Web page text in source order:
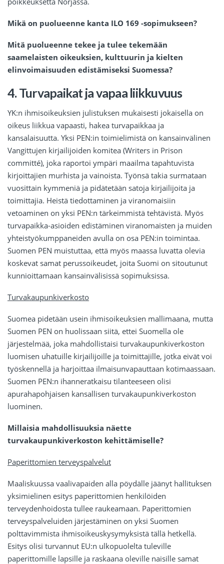
Mikä on puolueenne kanta ILO 169 -sopimukseen?
Mitä puolueenne tekee ja tulee tekemään
saamelaisten oikeuksien, kulttuurin ja kielten
elinvoimaisuuden edistämiseksi Suomessa?
4. Turvapaikat ja vapaa liikkuvuus
YK:n ihmisoikeuksien julistuksen mukaisesti jokaisella on
oikeus liikkua vapaasti, hakea turvapaikkaa ja
kansalaisuutta. Yksi PEN:in toimielimistä on kansainvälinen
Vangittujen kirjailijoiden komitea (Writers in Prison
committé), joka raportoi ympäri maailma tapahtuvista
kirjoittajien murhista ja vainoista. Työnsä takia surmataan
vuosittain kymmeniä ja pidätetään satoja kirjailijoita ja
toimittajia. Heistä tiedottaminen ja viranomaisiin
vetoaminen on yksi PEN:n tärkeimmistä tehtävistä. Myös
turvapaikka-asioiden edistäminen viranomaisten ja muiden
yhteistyökumppaneiden avulla on osa PEN:in toimintaa.
Suomen PEN muistuttaa, että myös maassa luvatta olevia
koskevat samat perussoikeudet, joita Suomi on sitoutunut
kunnioittamaan kansainvälisissä sopimuksissa.
Turvakaupunkiverkosto
Suomea pidetään usein ihmisoikeuksien mallimaana, mutta
Suomen PEN on huolissaan siitä, ettei Suomella ole
järjestelmää, joka mahdollistaisi turvakaupunkiverkoston
luomisen uhatuille kirjailijoille ja toimittajille, jotka eivät voi
työskennellä ja harjoittaa ilmaisunvapauttaan kotimaassaan.
Suomen PEN:n ihanneratkaisu tilanteeseen olisi
apurahapohjaisen kansallisen turvakaupunkiverkoston
luominen.
Millaisia mahdollisuuksia näette
turvakaupunkiverkoston kehittämiselle?
Paperittomien terveyspalvelut
Maaliskuussa vaalivapaiden alla pöydälle jäänyt hallituksen
yksimielinen esitys paperittomien henkilöiden
terveydenhoidosta tullee raukeamaan. Paperittomien
terveyspalveluiden järjestäminen on yksi Suomen
polttavimmista ihmisoikeuskysymyksistä tällä hetkellä.
Esitys olisi turvannut EU:n ulkopuolelta tuleville
paperittomille lapsille ja raskaana oleville naisille samat